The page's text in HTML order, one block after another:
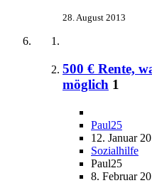
28. August 2013
500 € Rente,
möglich 1
Paul25
12. Januar
Sozialhilfe
Paul25
8. Februar